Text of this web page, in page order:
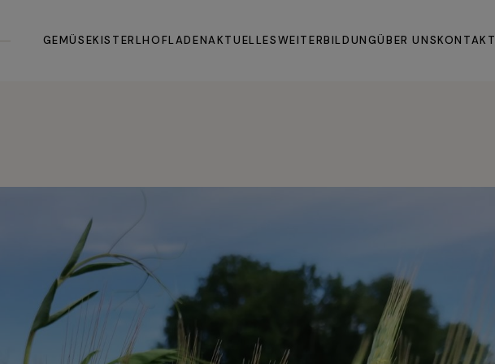
GEMÜSEKISTERLHOFLADENAKTUELLESWEITERBILDUNGÜBER UNSKONTAKT